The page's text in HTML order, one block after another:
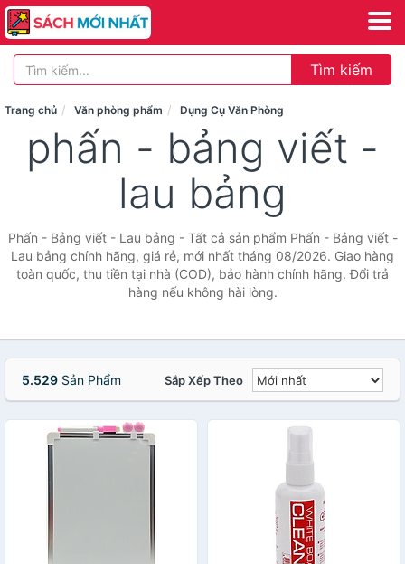
Tìm kiếm
Trang chủ Văn phòng phẩm Dụng Cụ Văn Phòng
phấn - bảng viết -
lau bảng
Phấn - Bảng viết - Lau bảng - Tất cả sản phẩm Phấn - Bảng viết -
Lau bảng chính hãng, giá rẻ, mới nhất tháng 08/2026. Giao hàng
toàn quốc, thu tiền tại nhà (COD), bảo hành chính hãng. Đổi trả
hàng nếu không hài lòng.
5.529 Sản Phẩm Sắp Xếp Theo